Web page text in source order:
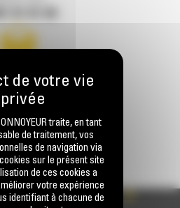
LA DEMANDE
traite, en tant
de traitement, vos
de navigation via
sur le présent site
de ces cookies a
votre expérience
identifiant à chacune de